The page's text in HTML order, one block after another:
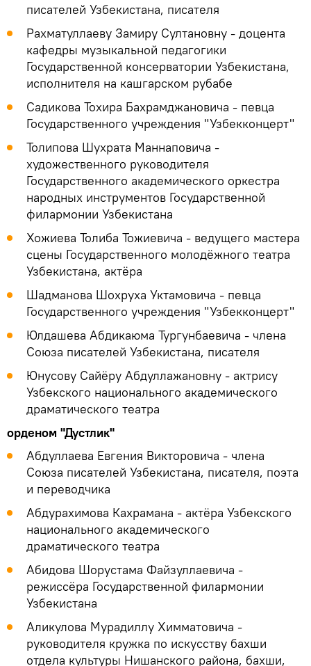
писателей Узбекистана, писателя
Рахматуллаеву Замиру Султановну - доцента
кафедры музыкальной педагогики
Государственной консерватории Узбекистана,
исполнителя на кашгарском рубабе
Садикова Тохира Бахрамджановича - певца
Государственного учреждения "Узбекконцерт"
Толипова Шухрата Маннаповича -
художественного руководителя
Государственного академического оркестра
народных инструментов Государственной
филармонии Узбекистана
Хожиева Толиба Тожиевича - ведущего мастера
сцены Государственного молодёжного театра
Узбекистана, актёра
Шадманова Шохруха Уктамовича - певца
Государственного учреждения "Узбекконцерт"
Юлдашева Абдикаюма Тургунбаевича - члена
Союза писателей Узбекистана, писателя
Юнусову Сайёру Абдуллажановну - актрису
Узбекского национального академического
драматического театра
орденом "Дустлик"
Абдуллаева Евгения Викторовича - члена
Союза писателей Узбекистана, писателя, поэта
и переводчика
Абдурахимова Кахрамана - актёра Узбекского
национального академического
драматического театра
Абидова Шорустама Файзуллаевича -
режиссёра Государственной филармонии
Узбекистана
Аликулова Мурадиллу Химматовича -
руководителя кружка по искусству бахши
отдела культуры Нишанского района, бахши,